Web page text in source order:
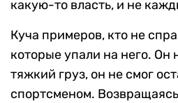
какую-то власть, и не
Куча примеров, кто не
которые упали на него. Он
тяжкий груз, он не смог
спортсменом.